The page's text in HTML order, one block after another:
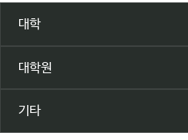
대학
대학원
기타